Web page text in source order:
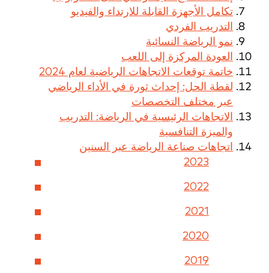
تكامل الأجهزة القابلة للارتداء والفيديو
التدريب الفردي
نمو الرياضة النسائية
العودة المركزة إلى اللعب
خاتمة توقعات الاتجاهات الرياضية لعام 2024
لقطة الحل: إحداث ثورة في الأداء الرياضي
عبر مختلف التخصصات
الاتجاهات الرئيسية في الرياضة: التدريب
والميزة التنافسية
اتجاهات صناعة الرياضة عبر السنين
2023
2022
2021
2020
2019